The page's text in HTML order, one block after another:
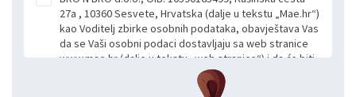
27a , 10360 Sesvete, Hrvatska (dalje u tekstu „Mae.hr“)
kao Voditelj zbirke osobnih podataka, obavještava Vas
da se Vaši osobni podaci dostavljaju sa web stranice
www.mae.hr (dalje u tekstu „web stranice“) i da će biti
obrađeni. Prihvaćanjem ove Izjave smatra se da
slobodno i izričito dajete privolu za prikupljanje i daljnju